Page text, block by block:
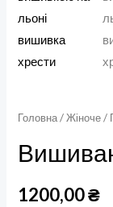
Головна/Жіноче/
1200,00₴